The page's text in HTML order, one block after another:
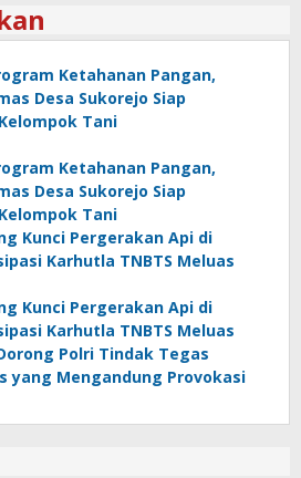
Ketahanan Pangan,
Desa Sukorejo Siap
Tani
Ketahanan Pangan,
Desa Sukorejo Siap
Tani
Kunci Pergerakan Api di
Karhutla TNBTS Meluas
Kunci Pergerakan Api di
Karhutla TNBTS Meluas
Polri Tindak Tegas
yang Mengandung Provokasi